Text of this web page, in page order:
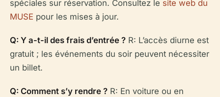
spéciales sur réservation. Consultez le site web du
MUSE pour les mises à jour.
Q: Y a-t-il des frais d’entrée ? R: L’accès diurne est
gratuit ; les événements du soir peuvent nécessiter
un billet.
Q: Comment s’y rendre ? R: En voiture ou en